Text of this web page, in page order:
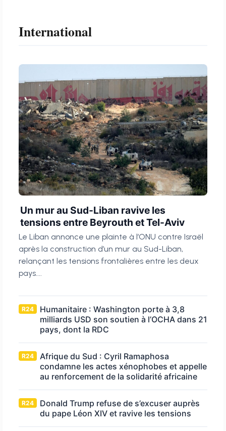
International
Un mur au Sud-Liban ravive les
tensions entre Beyrouth et Tel-Aviv
Le Liban annonce une plainte à l’ONU contre Israël
après la construction d’un mur au Sud-Liban,
relançant les tensions frontalières entre les deux
pays....
R24
Humanitaire : Washington porte à 3,8
milliards USD son soutien à l’OCHA dans 21
pays, dont la RDC
R24
Afrique du Sud : Cyril Ramaphosa
condamne les actes xénophobes et appelle
au renforcement de la solidarité africaine
R24
Donald Trump refuse de s’excuser auprès
du pape Léon XIV et ravive les tensions